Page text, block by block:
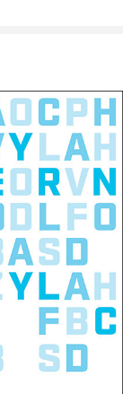
학 방법론, 학생
게 기여했으며,
상했다.